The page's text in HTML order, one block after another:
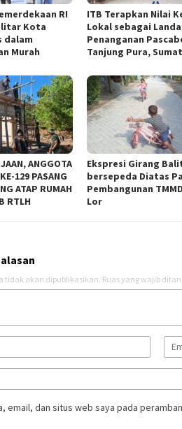
RI
Kota
dalam
Murah
ITB Terapkan Nilai
Lokal sebagai
Penanganan
Tanjung Pura,
ANGGOTA
129 PASANG
ATAP RUMAH
RTLH
Ekspresi Girang
bersepeda Diatas
Pembangunan
Lor
tidak akan dipublikasikan. Ruas yang wajib
email, dan situs web saya pada